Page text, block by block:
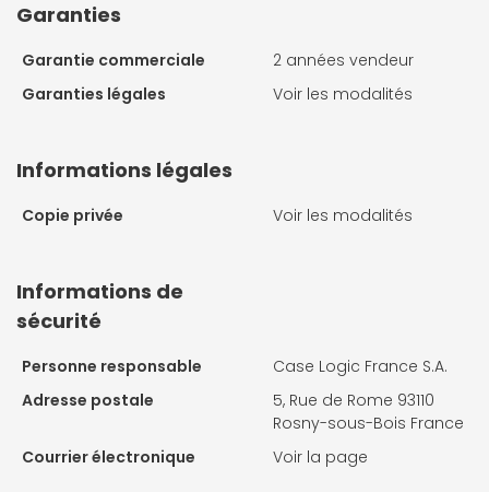
Garanties
Garantie commerciale
2 années vendeur
Garanties légales
Voir les modalités
Informations légales
Copie privée Voir les modalités
Informations de
sécurité
Personne responsable
Case Logic France S.A.
Adresse postale
5, Rue de Rome 93110
Rosny-sous-Bois France
Courrier électronique
Voir la page